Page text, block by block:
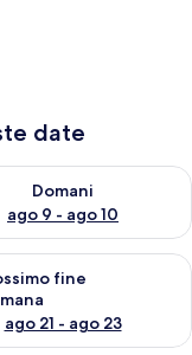
date
8 - ago 9
Domani
ago 9 - ago 10
disponibilità per
ago 14 -
fine
ago 21 - ago 23
disponibilità per il